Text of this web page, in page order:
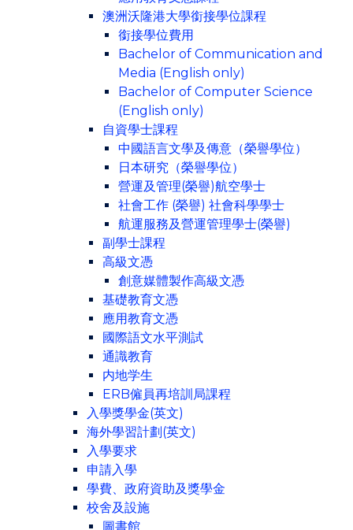
澳洲沃隆港大學銜接學位課程
銜接學位費用
Bachelor of Communication and
Media (English only)
Bachelor of Computer Science
(English only)
自資學士課程
中國語言文學及傳意（榮譽學位）
日本研究（榮譽學位）
營運及管理(榮譽)航空學士
社會工作 (榮譽) 社會科學學士
航運服務及營運管理學士(榮譽)
副學士課程
高級文憑
創意媒體製作高級文憑
基礎教育文憑
應用教育文憑
國際語文水平測試
通識教育
内地学生
ERB僱員再培訓局課程
入學獎學金(英文)
海外學習計劃(英文)
入學要求
申請入學
學費、政府資助及獎學金
校舍及設施
圖書館